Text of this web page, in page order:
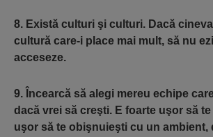
8. Există culturi şi culturi. Dacă
cultură care-i place mai mult, să nu
acceseze.
9. Încearcă să alegi mereu echipe
dacă vrei să creşti. E foarte uşor să
uşor să te obişnuieşti cu un ambient,